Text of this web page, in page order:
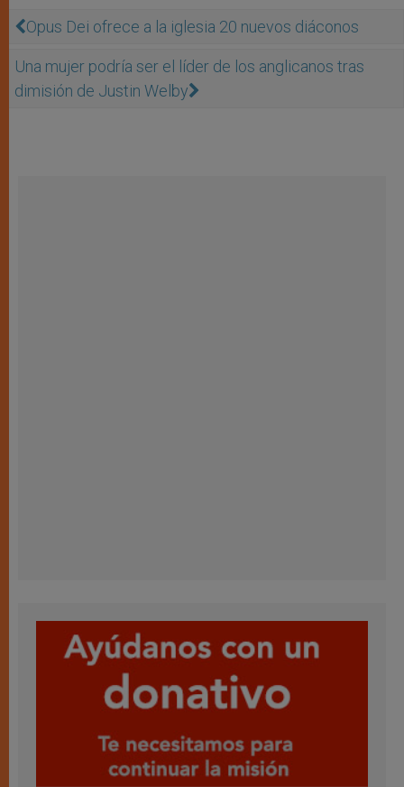
Opus Dei ofrece a la iglesia 20 nuevos diáconos
Una mujer podría ser el líder de los anglicanos tras
dimisión de Justin Welby